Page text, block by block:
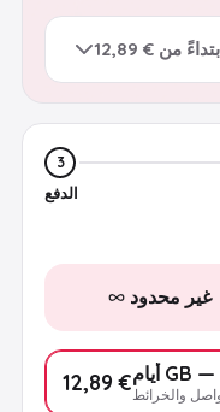
من € 12,89
3
الدفع
غير محدود
والخرائط € 12,89